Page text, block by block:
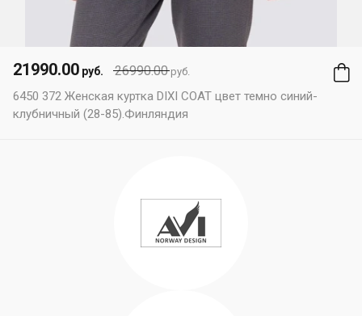
26990.00руб.
21990.00 руб.
6450 372 Женская куртка DIXI COAT цвет темно синий-
клубничный (28-85).Финляндия